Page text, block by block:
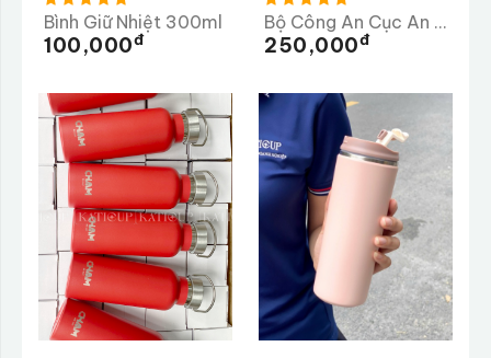
Bình Giữ Nhiệt 300ml
100,000Đ
Bộ Công An Cục An Ninh Nội Địa
250,000Đ